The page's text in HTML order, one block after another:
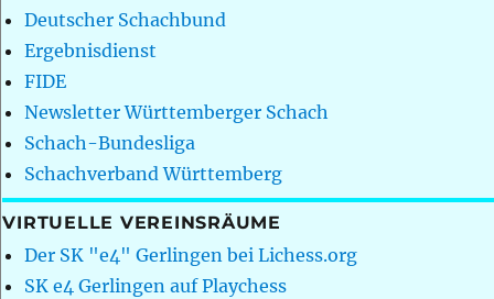
Deutscher Schachbund
Ergebnisdienst
FIDE
Newsletter Württemberger Schach
Schach-Bundesliga
Schachverband Württemberg
VIRTUELLE VEREINSRÄUME
Der SK "e4" Gerlingen bei Lichess.org
SK e4 Gerlingen auf Playchess